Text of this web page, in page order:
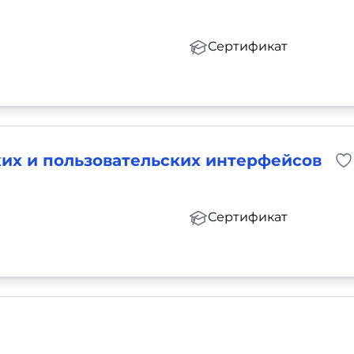
Сертификат
и пользовательских интерфейсов
Сертификат